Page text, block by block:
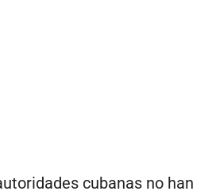
cubanas no han